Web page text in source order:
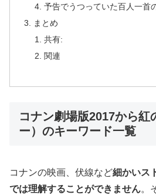
予告でうつっていた百人一首
まとめ
共有:
関連
コナン劇場版2017から紅
ー）のキーワード一覧
コナンの映画、伏線など細かいス
では理解することができません。